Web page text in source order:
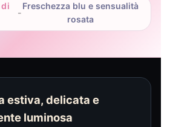
-
Freschezza blu e sensualità
rosata
estiva, delicata e
luminosa